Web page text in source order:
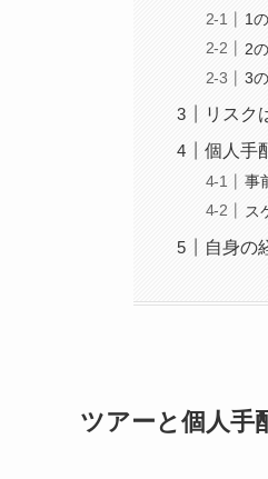
1
2
3
リスク
個人手
事
ス
自身の
ツアーと個人手